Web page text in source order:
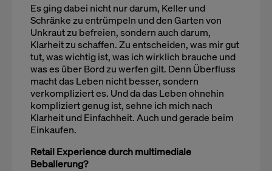
Es ging dabei nicht nur darum, Keller und
Schränke zu entrümpeln und den Garten von
Unkraut zu befreien, sondern auch darum,
Klarheit zu schaffen. Zu entscheiden, was mir gut
tut, was wichtig ist, was ich wirklich brauche und
was es über Bord zu werfen gilt. Denn Überfluss
macht das Leben nicht besser, sondern
verkompliziert es. Und da das Leben ohnehin
kompliziert genug ist, sehne ich mich nach
Klarheit und Einfachheit. Auch und gerade beim
Einkaufen.
Retail Experience durch multimediale
Beballerung?